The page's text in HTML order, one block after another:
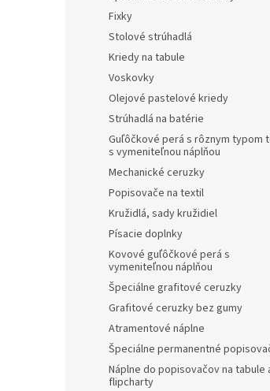
Fixky
Stolové strúhadlá
Kriedy na tabule
Voskovky
Olejové pastelové kriedy
Strúhadlá na batérie
Guľôčkové perá s rôznym typom
s vymeniteľnou náplňou
Mechanické ceruzky
Popisovače na textil
Kružidlá, sady kružidiel
Písacie doplnky
Kovové guľôčkové perá s
vymeniteľnou náplňou
Špeciálne grafitové ceruzky
Grafitové ceruzky bez gumy
Atramentové náplne
Špeciálne permanentné
Náplne do popisovačov na tabule
flipcharty